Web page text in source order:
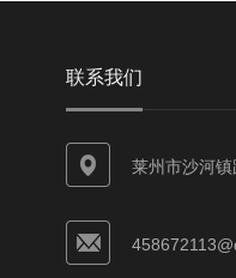
联系我们
莱州市沙河